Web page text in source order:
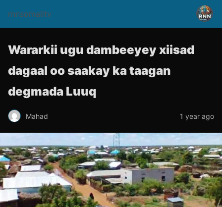
rnnsomalitv
Wararkii ugu dambeeyey xiisad
dagaal oo saakay ka taagan
degmada Luuq
Mahad 1 year ago